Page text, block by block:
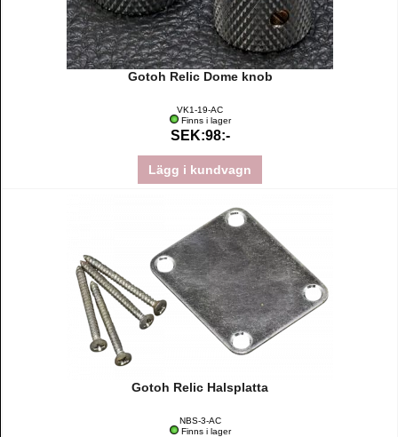
Gotoh Relic Dome knob
VK1-19-AC
Finns i lager
SEK:98:-
Lägg i kundvagn
Gotoh Relic Halsplatta
NBS-3-AC
Finns i lager